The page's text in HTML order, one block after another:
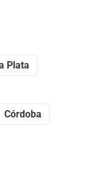
Plata
Córdoba